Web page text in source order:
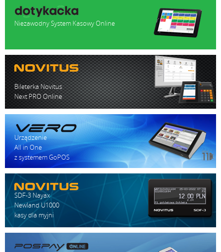
Niezawodny System Kasowy Online
Bileterka Novitus
Next PRO Online
Urządzenie
All in One
z systemem GoPOS
SDF-3 Nayax
Newland U1000
kasy dla myjni